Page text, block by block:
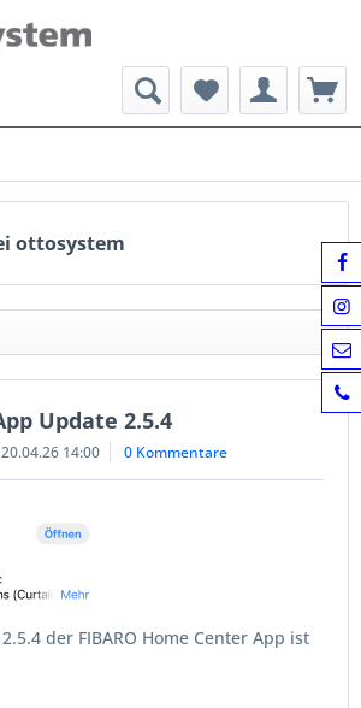
ottosystem
Update 2.5.4
20.04.26 14:00 0 Kommentare
der FIBARO Home Center App ist